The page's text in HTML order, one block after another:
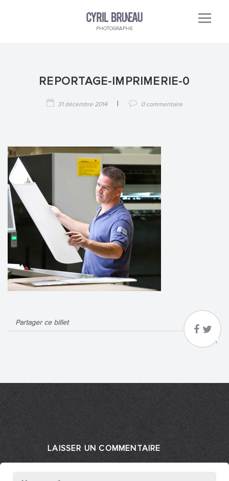
PHOTOGRAPHE
REPORTAGE-IMPRIMERIE-0
31 décembre 2014 0 commentaire
Partager ce billet
LAISSER UN COMMENTAIRE